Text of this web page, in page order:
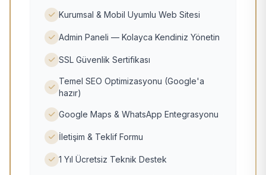
Kurumsal & Mobil Uyumlu Web Sitesi
Admin Paneli — Kolayca Kendiniz Yönetin
SSL Güvenlik Sertifikası
Temel SEO Optimizasyonu (Google'a
hazır)
Google Maps & WhatsApp Entegrasyonu
İletişim & Teklif Formu
1 Yıl Ücretsiz Teknik Destek